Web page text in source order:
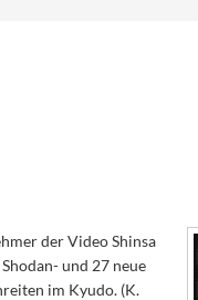
der Video Shinsa
und 27 neue
im Kyudo. (K.